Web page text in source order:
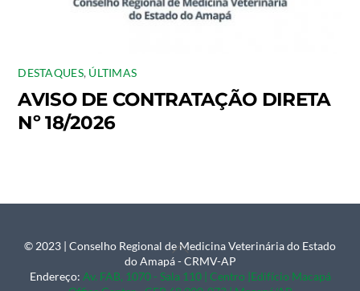
DESTAQUES, ÚLTIMAS
AVISO DE CONTRATAÇÃO DIRETA
Nº 18/2026
Back
To
© 2023 | Conselho Regional de Medicina Veterinária do Estado
do Amapá - CRMV-AP
Endereço: Av. FAB, 1070 - Sala 110 | Centro |Edifício Macapá